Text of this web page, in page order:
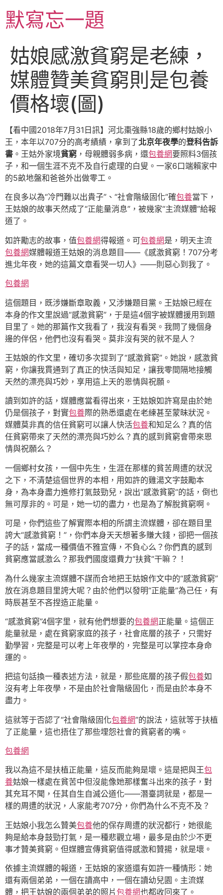
至
主默寫忘一題
姑娘感激貧窮是老練，
媒體贊美貧窮則是包養
價格壞(圖)
【看中國2018年7月31日訊】河北棗強縣18歲的鄉村姑娘小
王，本年以707分的高考績績，拿到了北京年夜學的登科告訴
書 。王姑外家境貧窮 ，母親體弱多病，還包養網要照料3個孩
子，和一個生涯不克不及自行處理的白叟。一家6口端賴家中
的5畝地盤和爸爸外出做零工。
在良多以為“冷門難以出貴子”、“社會階級固化”確包養當下，
王姑娘的故事天然成了“正能量消息”，被幾家“主流媒體”給報
道了。
如許勵志的故事，值包養網得報道。可包養網是，明天主流
包養網媒體報道王姑娘的消息題目——《感激貧窮！707分考
進北年夜，她的這篇文章看哭一切人》——則惡心到我了。
包養網
這個題目，既涉嫌斷章取義，又涉嫌題目黨。王姑娘已經在
本身的作文里說過“感激貧窮”，于是這4個字被媒體援用到題
目里了。她的那篇作文我看了，我沒有看哭。我問了幾個身
邊的伴侶，他們也沒有看哭。莫非沒有哭的就不是人？
王姑娘的作文里，確切多次提到了“感激貧窮”。她說，感激貧
窮，你讓我貫通到了真正的快活與知足，讓我零間隔地接觸
天然的漂亮與巧妙，享用這上天的恩情與祝願。
讀到如許的話，媒體應當看得出來，王姑娘如許寫是由於她
仍是個孩子，對實包養際的熟悉還處在老練甚至蒙昧狀況。
媒體莫非真的信任貧窮可以讓人快活包養和知足么？真的信
任貧窮帶來了天然的漂亮與巧妙么？真的感到貧窮會帶來恩
情與祝願么？
一個鄉村女孩，一個中先生，生涯在那樣的貧苦周遭的狀況
之下，不清楚這個世界的本相，用如許的雞湯文字鼓勵本
身，為本身盡力進修打氣鼓勁兒，說出“感激貧窮”的話，倒也
無可厚非的。可是，她一切的盡力，也是為了解脫貧窮啊。
可是，你們這些了解實際本相的所謂主流媒體，卻在題目里
誇大“感激貧窮！”，你們本身天天想著多賺大錢，卻把一個孩
子的話，當成一種價值不雅宣傳，不負心么？你們真的感到
貧窮應當感激么？那我們國度還費力“扶貧”干嘛？！
為什么幾家主流媒體不謀而合地把王姑娘作文中的“感激貧窮”
放在消息題目里誇大呢？由於他們以發明“正能量”為己任，有
時辰甚至不吝捏造正能量。
“感激貧窮”4個字里，就有他們想要的包養網正能量。這個正
能量就是，處在貧窮家庭的孩子，社會底層的孩子，只需好
勤學習，完整是可以考上年夜學的，完整是可以掌控本身命
運的。
把這句話換一種表述方法，就是，那些底層的孩子假包養如
沒有考上年夜學，不是由於社會階級固化，而是由於本身不
盡力。
這就等于否認了“社會階級固化包養網”的說法，這就等于扶植
了正能量，這也捂住了那些埋怨社會的貧窮者的嘴。
包養網
我以為這不是扶植正能量，這反而能夠是壞。這是把與王包
養姑娘一樣處在貧苦中但沒能像她那樣奮斗出來的孩子，對
其充耳不聞，任其自生自滅公道化——潛臺詞就是，都是一
樣的周遭的狀況，人家能考707分，你們為什么不克不及？
王姑娘小我怎么贊美包養他的保存周遭的狀況都行，她很能
夠是給本身鼓勁打氣，是一種悲觀立場，最多是由於少不更
事才贊美貧窮。但媒體宣傳貧窮值得感激和贊揚，就是壞。
依據主流媒體的報道，王姑娘的家道還有如許一種情形：她
還有兩個弟弟，一個在讀高中，一個在讀幼兒園。主流媒
體，把王姑娘的兩個弟弟的照片包養網也都收回來了。